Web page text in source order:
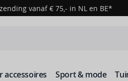
vanaf € 75,- in NL en BE*
accessoires Sport & mode